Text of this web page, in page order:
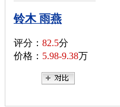
铃木 雨燕
评分： 82.5分
价格： 5.98-9.38万